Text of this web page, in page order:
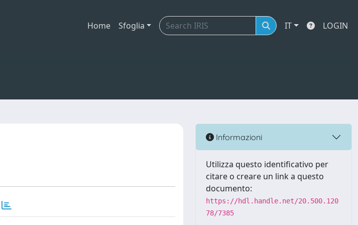
Home Sfoglia IT LOGIN
Informazioni
Utilizza questo identificativo per
citare o creare un link a questo
documento:
https://hdl.handle.net/20.500.120
78/7385